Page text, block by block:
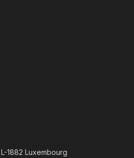
1882 Luxembourg